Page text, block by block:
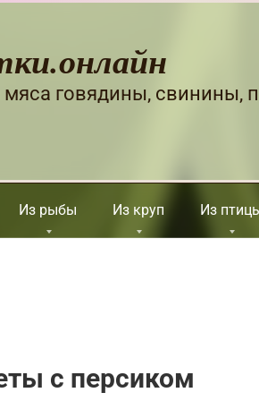
мяса говядины, свинины,
Из рыбы Из круп Из
с персиком